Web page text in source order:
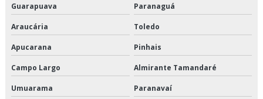
Transporte dedicado de alimentos são paulo
Transporte dedicado e fracionado
Transporte dedicado empresa
Transporte e distribuição logística
Guarapuava Paranaguá
Araucária Toledo
Apucarana Pinhais
Campo Largo Almirante Tamandaré
Umuarama Paranavaí